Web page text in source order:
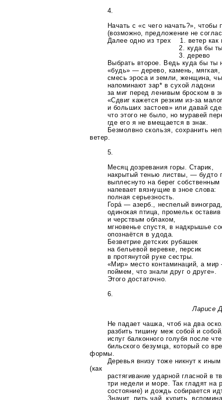
4.
Начать с «с чего начать?», чтобы
(возможно, предложение не
Далее одно из трех 1. ветер как
2. куда бы ты ни
3. дерево
Выбрать второе. Ведь куда бы ты
«будь» — дерево, камень, мягкая,
смесь эроса и земли, женщина,
напоминают зар* в сухой ладони
за миг перед ленивым броском в
«Сдвиг кажется резкимиз-за
и больших застоев» или давай
что этого не было, но муравей
где его я не вмещается в знак.
Безмолвно скользя, сохранить
ветер.
5.
Месяц дозревания горы. Старик,
накрытый тенью листвы, — будто
выплеснуто на берег
напевает вязнущие в зное слова:
полная серьезность.
Горá — азерб., неспелый
одинокая птица, промельк
и черствым облаком,
мгновенье спустя, в надкрышье
опознаётся в удода.
Безветрие детских рубашек
на бельевой веревке, персик
в протянутой руке сестры.
«Мир» место контаминаций, а
поймем, что знали друг о друге».
Этого достаточно.
6.
Ларисе
Не падает чашка, чтоб на два
разбить тишину меж собой и
испуг балконного голубя после
бильского безумца, который со
формы.
Деревья внизу тоже никнут к
(как
растягивание ударной гласной в
три недели и море. Так гладят на
состояние) и дождь собирается
Значит, пить чай, курить,